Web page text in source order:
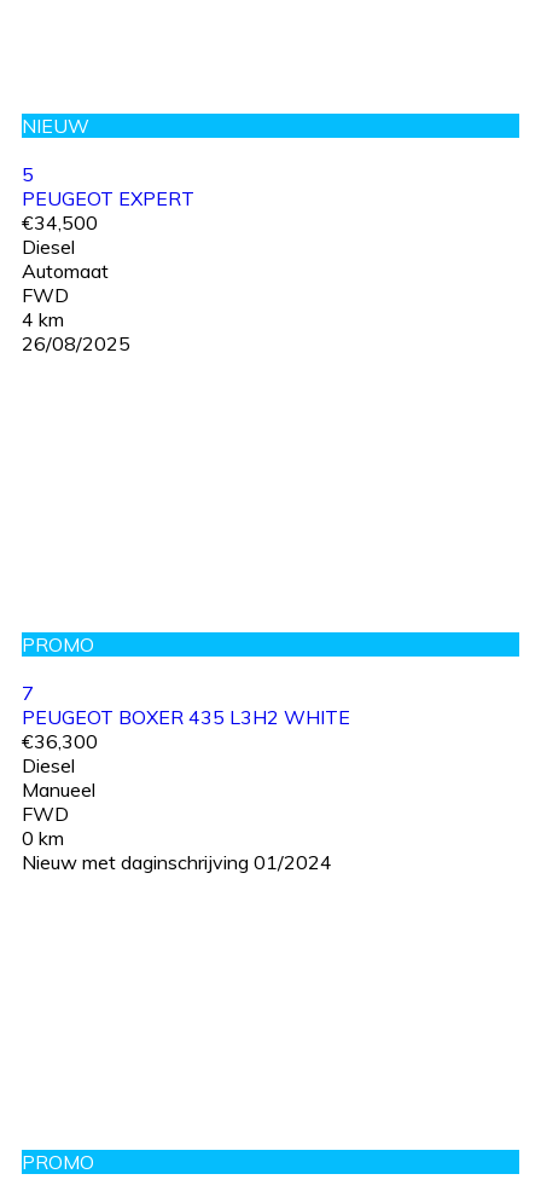
NIEUW
5
PEUGEOT EXPERT
€34,500
Diesel
Automaat
FWD
4 km
26/08/2025
PROMO
7
PEUGEOT BOXER 435 L3H2 WHITE
€36,300
Diesel
Manueel
FWD
0 km
Nieuw met daginschrijving 01/2024
PROMO